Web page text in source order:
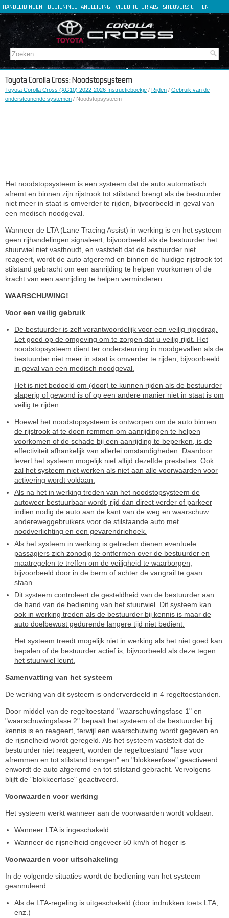
HANDLEIDINGEN BEDIENINGSHANDLEIDING VIDEO-TUTORIALS SITEOVERZICHT EN
FR
DE
IT
Toyota Corolla Cross: Noodstopsysteem
Toyota Corolla Cross (XG10) 2022-2026 Instructieboekje / Rijden / Gebruik van de
ondersteunende systemen / Noodstopsysteem
Het noodstopsysteem is een systeem dat de auto automatisch
afremt en binnen zijn rijstrook tot stilstand brengt als de bestuurder
niet meer in staat is omverder te rijden, bijvoorbeeld in geval van
een medisch noodgeval.
Wanneer de LTA (Lane Tracing Assist) in werking is en het systeem
geen rijhandelingen signaleert, bijvoorbeeld als de bestuurder het
stuurwiel niet vasthoudt, en vaststelt dat de bestuurder niet
reageert, wordt de auto afgeremd en binnen de huidige rijstrook tot
stilstand gebracht om een aanrijding te helpen voorkomen of de
kracht van een aanrijding te helpen verminderen.
WAARSCHUWING!
Voor een veilig gebruik
De bestuurder is zelf verantwoordelijk voor een veilig rijgedrag.
Let goed op de omgeving om te zorgen dat u veilig rijdt. Het
noodstopsysteem dient ter ondersteuning in noodgevallen als de
bestuurder niet meer in staat is omverder te rijden, bijvoorbeeld
in geval van een medisch noodgeval.
Het is niet bedoeld om (door) te kunnen rijden als de bestuurder
slaperig of gewond is of op een andere manier niet in staat is om
veilig te rijden.
Hoewel het noodstopsysteem is ontworpen om de auto binnen
de rijstrook af te doen remmen om aanrijdingen te helpen
voorkomen of de schade bij een aanrijding te beperken, is de
effectiviteit afhankelijk van allerlei omstandigheden. Daardoor
levert het systeem mogelijk niet altijd dezelfde prestaties. Ook
zal het systeem niet werken als niet aan alle voorwaarden voor
activering wordt voldaan.
Als na het in werking treden van het noodstopsysteem de
autoweer bestuurbaar wordt, rijd dan direct verder of parkeer
indien nodig de auto aan de kant van de weg en waarschuw
andereweggebruikers voor de stilstaande auto met
noodverlichting en een gevarendriehoek.
Als het systeem in werking is getreden dienen eventuele
passagiers zich zonodig te ontfermen over de bestuurder en
maatregelen te treffen om de veiligheid te waarborgen,
bijvoorbeeld door in de berm of achter de vangrail te gaan
staan.
Dit systeem controleert de gesteldheid van de bestuurder aan
de hand van de bediening van het stuurwiel. Dit systeem kan
ook in werking treden als de bestuurder bij kennis is maar de
auto doelbewust gedurende langere tijd niet bedient.
Het systeem treedt mogelijk niet in werking als het niet goed kan
bepalen of de bestuurder actief is, bijvoorbeeld als deze tegen
het stuurwiel leunt.
Samenvatting van het systeem
De werking van dit systeem is onderverdeeld in 4 regeltoestanden.
Door middel van de regeltoestand "waarschuwingsfase 1" en
"waarschuwingsfase 2" bepaalt het systeem of de bestuurder bij
kennis is en reageert, terwijl een waarschuwing wordt gegeven en
de rijsnelheid wordt geregeld. Als het systeem vaststelt dat de
bestuurder niet reageert, worden de regeltoestand "fase voor
afremmen en tot stilstand brengen" en "blokkeerfase" geactiveerd
enwordt de auto afgeremd en tot stilstand gebracht. Vervolgens
blijft de "blokkeerfase" geactiveerd.
Voorwaarden voor werking
Het systeem werkt wanneer aan de voorwaarden wordt voldaan:
Wanneer LTA is ingeschakeld
Wanneer de rijsnelheid ongeveer 50 km/h of hoger is
Voorwaarden voor uitschakeling
In de volgende situaties wordt de bediening van het systeem
geannuleerd:
Als de LTA-regeling is uitgeschakeld (door indrukken toets LTA,
enz.)